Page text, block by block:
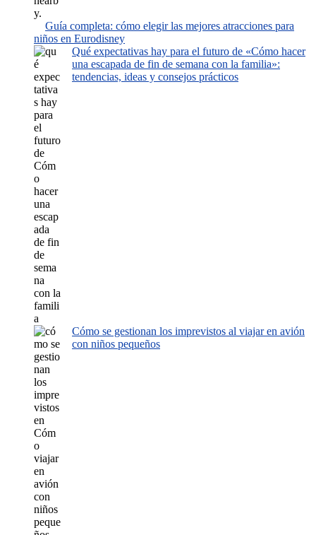
Guía completa: cómo elegir las mejores atracciones para
niños en Eurodisney
Qué expectativas hay para el futuro de «Cómo hacer
una escapada de fin de semana con la familia»:
tendencias, ideas y consejos prácticos
Cómo se gestionan los imprevistos al viajar en avión
con niños pequeños